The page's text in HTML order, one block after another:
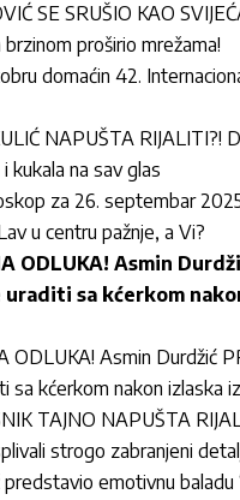
SE SRUŠIO KAO
proširio mrežama!
domaćin 42.
NAPUŠTA RIJALITI?!
kukala na sav glas
za 26. septembar
u centru pažnje, a Vi?
ODLUKA! Asmin
uraditi sa kćerkom
ODLUKA! Asmin Durdžić
sa kćerkom nakon izlaska
TAJNO NAPUŠTA
strogo zabranjeni
emotivnu baladu